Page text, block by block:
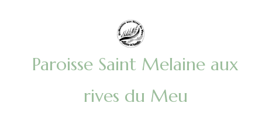
Paroisse Saint Melaine aux
rives du Meu